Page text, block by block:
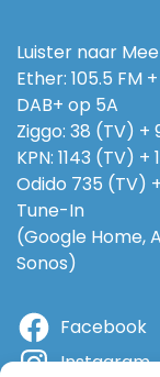
Luister naar
Ether: 105.5 FM
DAB+ op 5A
Ziggo: 38 (TV) +
KPN: 1143 (TV)
Odido 735 (TV)
Tune-In
(Google Home,
Sonos)
Facebook
Instagram